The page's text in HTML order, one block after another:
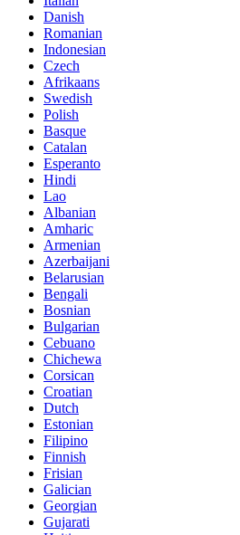
Danish
Romanian
Indonesian
Czech
Afrikaans
Swedish
Polish
Basque
Catalan
Esperanto
Hindi
Lao
Albanian
Amharic
Armenian
Azerbaijani
Belarusian
Bengali
Bosnian
Bulgarian
Cebuano
Chichewa
Corsican
Croatian
Dutch
Estonian
Filipino
Finnish
Frisian
Galician
Georgian
Gujarati